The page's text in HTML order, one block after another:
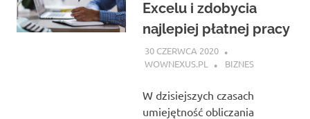
Excelu i zdobycia
najlepiej płatnej pracy
30 CZERWCA 2020
WOWNEXUS.PL
BIZNES
W dzisiejszych czasach
umiejętność obliczania